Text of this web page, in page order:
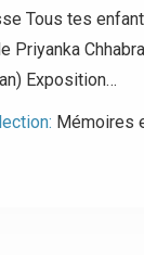
Tous tes
Priyanka
Exposition…
Mémoires